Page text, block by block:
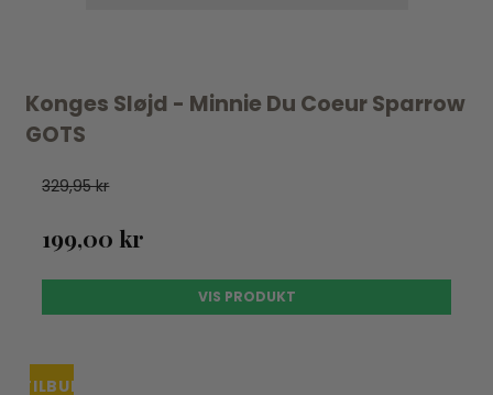
Konges Sløjd - Minnie Du Coeur Sparrow
GOTS
329,95 kr
199,00 kr
VIS PRODUKT
TILBUD